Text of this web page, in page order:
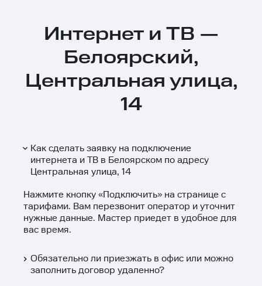
Интернет и ТВ —
Белоярский,
Центральная улица,
14
Как сделать заявку на подключение
интернета и ТВ в Белоярском по адресу
Центральная улица, 14
Нажмите кнопку «Подключить» на странице с
тарифами. Вам перезвонит оператор и уточнит
нужные данные. Мастер приедет в удобное для
вас время.
Обязательно ли приезжать в офис или можно
заполнить договор удаленно?